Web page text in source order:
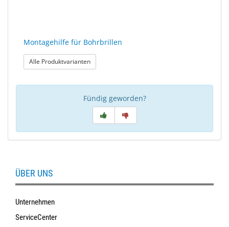
Montagehilfe für Bohrbrillen
Alle Produktvarianten: Montagehilfe für Bohrbrillen
Fündig geworden?
ÜBER UNS
Unternehmen
ServiceCenter